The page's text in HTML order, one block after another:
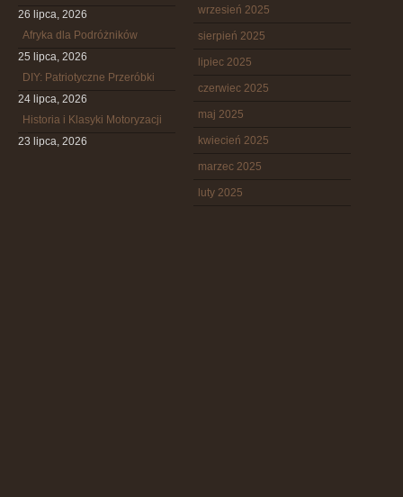
26 lipca, 2026
Afryka dla Podróżników
25 lipca, 2026
DIY: Patriotyczne Przeróbki
24 lipca, 2026
Historia i Klasyki Motoryzacji
23 lipca, 2026
wrzesień 2025
sierpień 2025
lipiec 2025
czerwiec 2025
maj 2025
kwiecień 2025
marzec 2025
luty 2025